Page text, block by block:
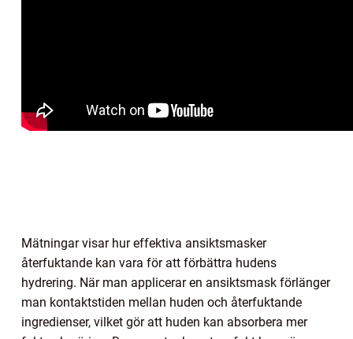
Mätningar visar hur effektiva ansiktsmasker
återfuktande kan vara för att förbättra hudens
hydrering. När man applicerar en ansiktsmask förlänger
man kontaktstiden mellan huden och återfuktande
ingredienser, vilket gör att huden kan absorbera mer